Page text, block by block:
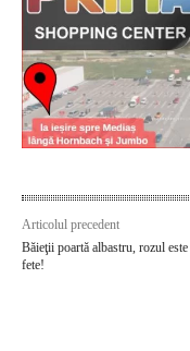
Articolul precedent
Băieţii poartă albastru, rozul
fete!